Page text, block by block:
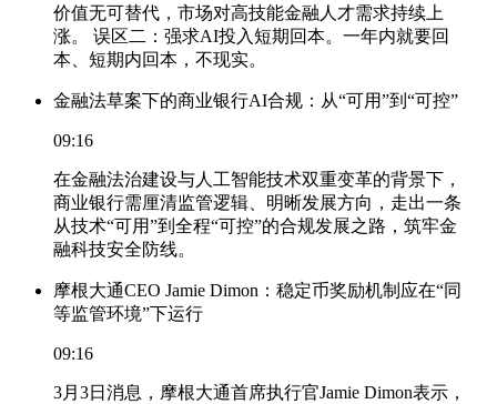
价值无可替代，市场对高技能金融人才需求持续上
涨。 误区二：强求AI投入短期回本。一年内就要回
本、短期内回本，不现实。
金融法草案下的商业银行AI合规：从“可用”到“可控”
09:16
在金融法治建设与人工智能技术双重变革的背景下，
商业银行需厘清监管逻辑、明晰发展方向，走出一条
从技术“可用”到全程“可控”的合规发展之路，筑牢金
融科技安全防线。
摩根大通CEO Jamie Dimon：稳定币奖励机制应在“同
等监管环境”下运行
09:16
3月3日消息，摩根大通首席执行官Jamie Dimon表示，